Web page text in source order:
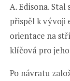
A. Edisona.
přispěl k vývoji
orientace na
klíčová pro
Po návratu